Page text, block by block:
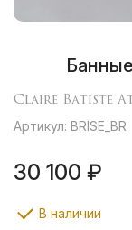
Claire Batiste
Артикул: BRISE_BR
30 100 ₽
В наличии